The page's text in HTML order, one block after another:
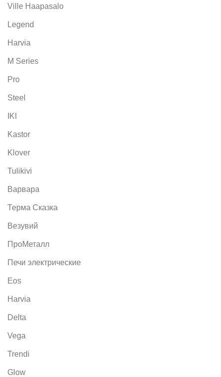
Ville Haapasalo
Legend
Harvia
M Series
Pro
Steel
IKI
Kastor
Klover
Tulikivi
Варвара
Терма Сказка
Везувий
ПроМеталл
Печи электрические
Eos
Harvia
Delta
Vega
Trendi
Glow